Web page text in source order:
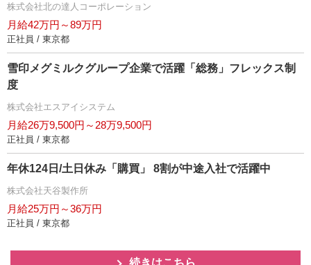
株式会社北の達人コーポレーション
月給42万円～89万円
正社員 / 東京都
雪印メグミルクグループ企業で活躍「総務」フレックス制
度
株式会社エスアイシステム
月給26万9,500円～28万9,500円
正社員 / 東京都
年休124日/土日休み「購買」 8割が中途入社で活躍中
株式会社天谷製作所
月給25万円～36万円
正社員 / 東京都